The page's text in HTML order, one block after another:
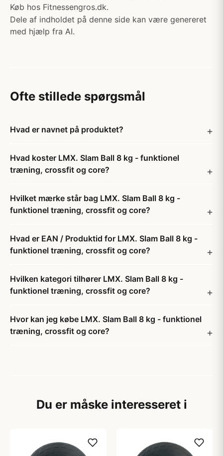
Køb hos Fitnessengros.dk.
Dele af indholdet på denne side kan være genereret
med hjælp fra AI.
Ofte stillede spørgsmål
Hvad er navnet på produktet?
Hvad koster LMX. Slam Ball 8 kg - funktionel
træning, crossfit og core?
Hvilket mærke står bag LMX. Slam Ball 8 kg -
funktionel træning, crossfit og core?
Hvad er EAN / Produktid for LMX. Slam Ball 8 kg -
funktionel træning, crossfit og core?
Hvilken kategori tilhører LMX. Slam Ball 8 kg -
funktionel træning, crossfit og core?
Hvor kan jeg købe LMX. Slam Ball 8 kg - funktionel
træning, crossfit og core?
Du er måske interesseret i